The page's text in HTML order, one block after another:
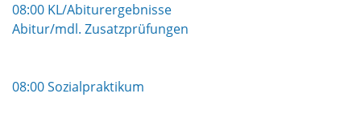
08:00 KL/Abiturergebnisse
Abitur/mdl. Zusatzprüfungen
08:00 Sozialpraktikum